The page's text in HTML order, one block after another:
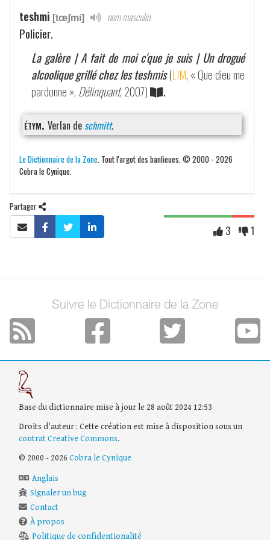
teshmi [tœʃmi] nom masculin.
Policier.
La galère | A fait de moi c'que je suis | Un drogué
alcoolique grillé chez les teshmis (LIM, « Que dieu me
pardonne », Délinquant, 2007)
.
étym. Verlan de schmitt.
Le Dictionnaire de la Zone . Tout l'argot des banlieues. © 2000 - 2026
Cobra le Cynique.
Partager
3 1
Suivre le Dictionnaire de la Zone
Base du dictionnaire mise à jour le 28 août 2024 12:53
Droits d'auteur : Cette création est mise à disposition sous un
contrat Creative Commons.
© 2000 - 2026 Cobra le Cynique
Anglais
Signaler un bug
Contact
À propos
Politique de confidentionalité